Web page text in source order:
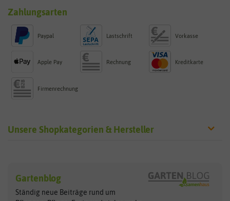
Zahlungsarten
Paypal Lastschrift Vorkasse
Apple Pay Rechnung Kreditkarte
Firmenrechnung
Unsere Shopkategorien & Hersteller
Exotische Samen
Gemüsesamen
Arche Noah Clever Pots
Gartenblog
Ständig neue Beiträge rund um